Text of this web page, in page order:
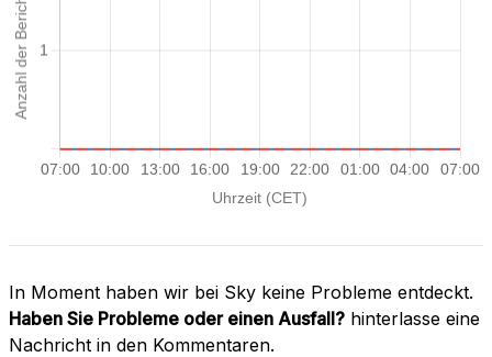
In Moment haben wir bei Sky keine Probleme entdeckt.
Haben Sie Probleme oder einen Ausfall? hinterlasse eine
Nachricht in den Kommentaren.